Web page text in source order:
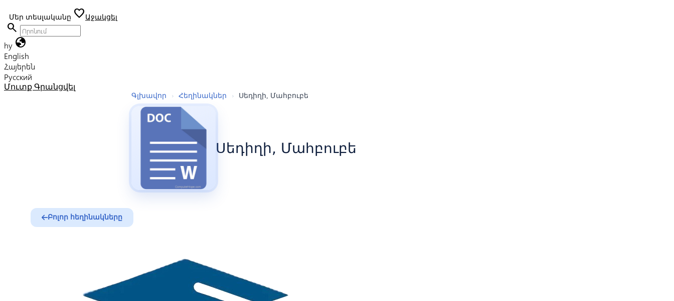
Մեր տեսլականը favoriteԱջակցել
search
hy globe
English
Հայերեն
Русский
Մուտք Գրանցվել
Գլխավոր › Հեղինակներ › Սեդիղի, Մահբուբե
Սեդիղի, Մահբուբե
Բոլոր հեղինակները